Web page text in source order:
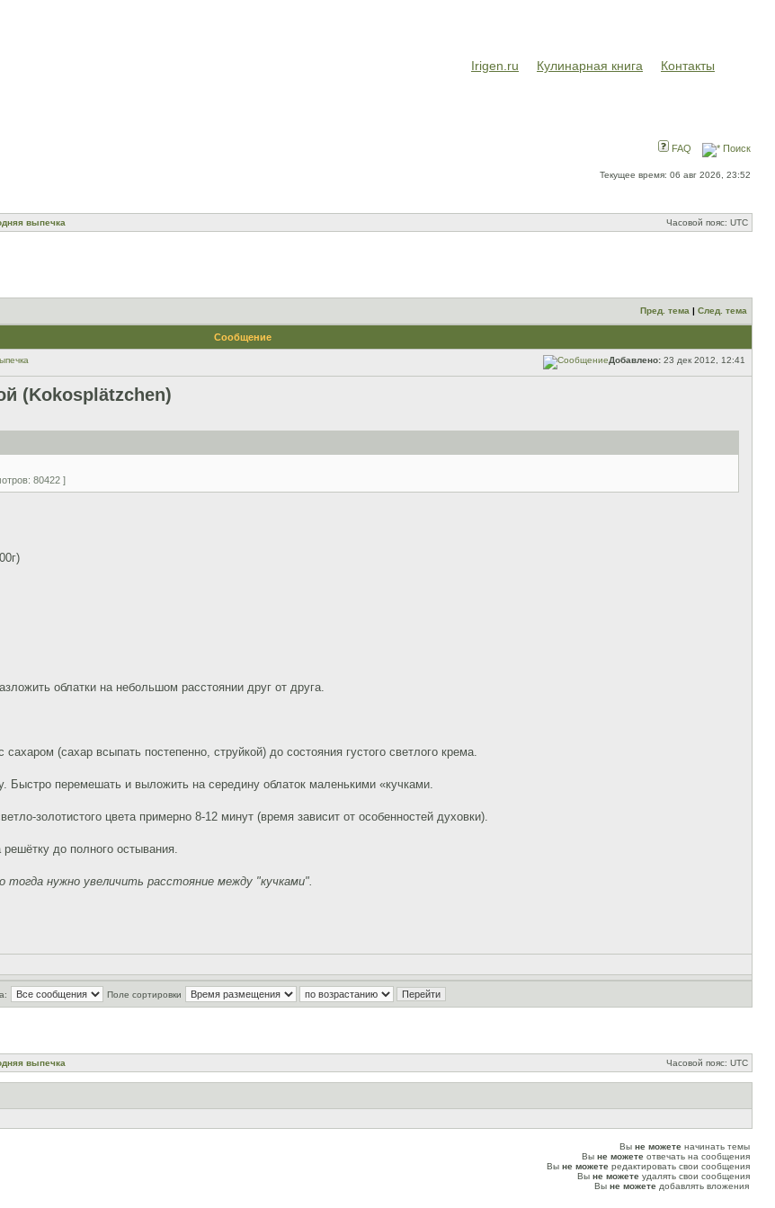
Irigen.ru Кулинарная книга Контакты
FAQ Поиск
Текущее время: 06 авг 2026, 23:52
выпечка Часовой пояс: UTC
Пред. тема | След. тема
Сообщение
Добавлено: 23 дек 2012, 12:41
(Kokosplätzchen)
80422 ]
облатки на небольшом расстоянии друг от друга.
(сахар всыпать постепенно, струйкой) до состояния густого светлого крема.
Быстро перемешать и выложить на середину облаток маленькими «кучками.
золотистого цвета примерно 8-12 минут (время зависит от особенностей духовки).
до полного остывания.
тогда нужно увеличить расстояние между "кучками".
Поле сортировки
выпечка Часовой пояс: UTC
Вы не можете начинать темы
Вы не можете отвечать на сообщения
Вы не можете редактировать свои сообщения
Вы не можете удалять свои сообщения
Вы не можете добавлять вложения